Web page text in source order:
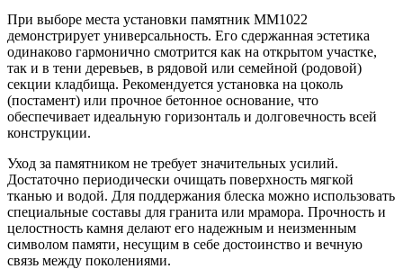
При выборе места установки памятник ММ1022
демонстрирует универсальность. Его сдержанная эстетика
одинаково гармонично смотрится как на открытом участке,
так и в тени деревьев, в рядовой или семейной (родовой)
секции кладбища. Рекомендуется установка на цоколь
(постамент) или прочное бетонное основание, что
обеспечивает идеальную горизонталь и долговечность всей
конструкции.
Уход за памятником не требует значительных усилий.
Достаточно периодически очищать поверхность мягкой
тканью и водой. Для поддержания блеска можно использовать
специальные составы для гранита или мрамора. Прочность и
целостность камня делают его надежным и неизменным
символом памяти, несущим в себе достоинство и вечную
связь между поколениями.